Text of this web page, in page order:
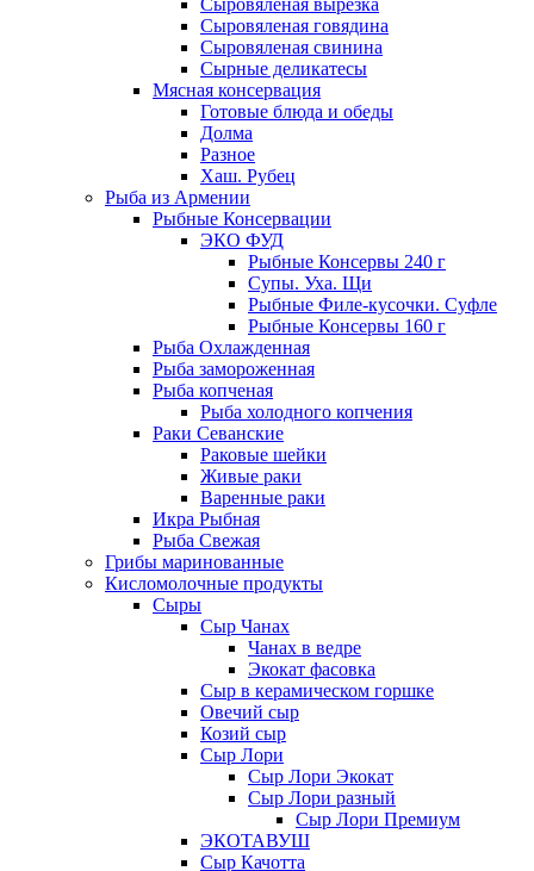
Сыровяленая вырезка
Сыровяленая говядина
Сыровяленая свинина
Сырные деликатесы
Мясная консервация
Готовые блюда и обеды
Долма
Разное
Хаш. Рубец
Рыба из Армении
Рыбные Консервации
ЭКО ФУД
Рыбные Консервы 240 г
Супы. Уха. Щи
Рыбные Филе-кусочки. Суфле
Рыбные Консервы 160 г
Рыба Охлажденная
Рыба замороженная
Рыба копченая
Рыба холодного копчения
Раки Севанские
Раковые шейки
Живые раки
Варенные раки
Икра Рыбная
Рыба Свежая
Грибы маринованные
Кисломолочные продукты
Сыры
Сыр Чанах
Чанах в ведре
Экокат фасовка
Сыр в керамическом горшке
Овечий сыр
Козий сыр
Сыр Лори
Сыр Лори Экокат
Сыр Лори разный
Сыр Лори Премиум
ЭКОТАВУШ
Сыр Качотта